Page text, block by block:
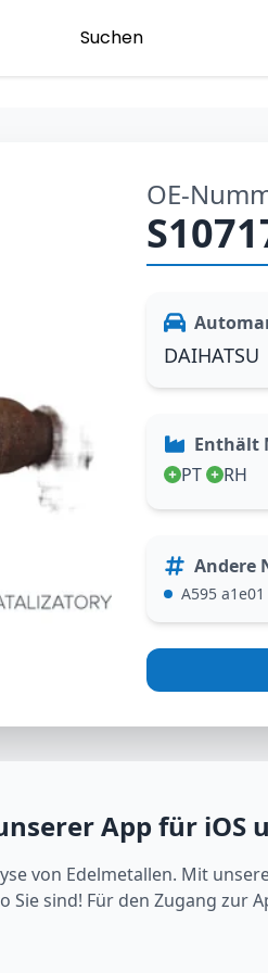
Suchen
OE-
DAIHATSU
Enthält
PT
RH
Andere
A595 a1e01
App für iOS
von Edelmetallen. Mit
Sie sind! Für den Zugang zur